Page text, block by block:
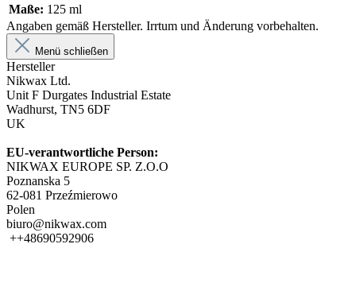
Maße: 125 ml
Angaben gemäß Hersteller. Irrtum und Änderung vorbehalten.
Menü schließen
Hersteller
Nikwax Ltd.
Unit F Durgates Industrial Estate
Wadhurst, TN5 6DF
UK
EU-verantwortliche Person:
NIKWAX EUROPE SP. Z.O.O
Poznanska 5
62-081 Przeźmierowo
Polen
biuro@nikwax.com
++48690592906